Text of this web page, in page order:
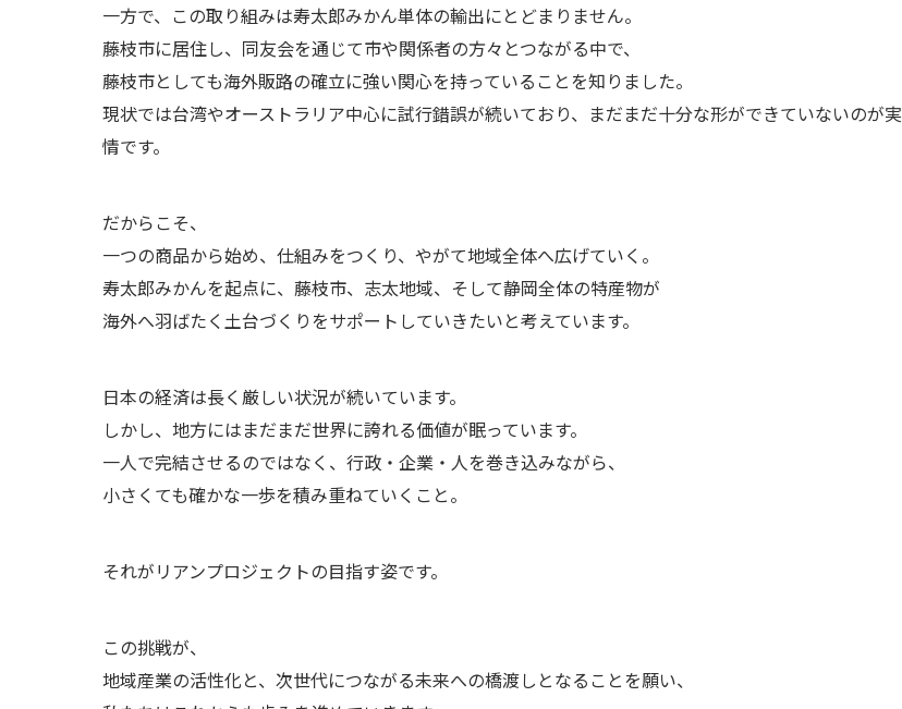
一方で、この取り組みは寿太郎みかん単体の輸出にとどまりません。
藤枝市に居住し、同友会を通じて市や関係者の方々とつながる中で、
藤枝市としても海外販路の確立に強い関心を持っていることを知りました。
現状では台湾やオーストラリア中心に試行錯誤が続いており、まだまだ十分な形ができていないのが実
情です。
だからこそ、
一つの商品から始め、仕組みをつくり、やがて地域全体へ広げていく。
寿太郎みかんを起点に、藤枝市、志太地域、そして静岡全体の特産物が
海外へ羽ばたく土台づくりをサポートしていきたいと考えています。
日本の経済は長く厳しい状況が続いています。
しかし、地方にはまだまだ世界に誇れる価値が眠っています。
一人で完結させるのではなく、行政・企業・人を巻き込みながら、
小さくても確かな一歩を積み重ねていくこと。
それがリアンプロジェクトの目指す姿です。
この挑戦が、
地域産業の活性化と、次世代につながる未来への橋渡しとなることを願い、